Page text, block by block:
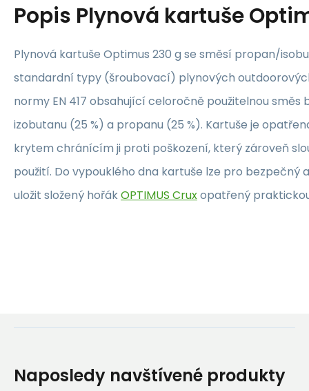
Popis Plynová kartuše
Plynová kartuše Optimus 230 g se směsí propan/
standardní typy (šroubovací) plynových
normy EN 417 obsahující celoročně použitelnou směs
izobutanu (25 %) a propanu (25 %). Kartuše je
krytem chránícím ji proti poškození, který zároveň
použití. Do vypouklého dna kartuše lze pro bezpečný
uložit složený hořákOPTIMUS Cruxopatřený
Naposledy navštívené produkty